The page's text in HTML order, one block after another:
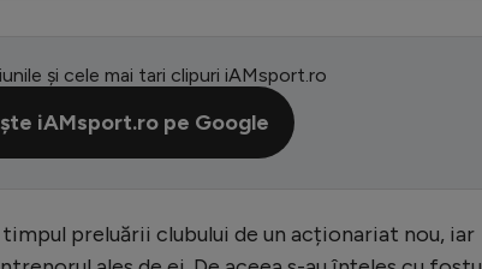
și cele mai tari clipuri iAMsport.ro
iAMsport.ro pe Google
preluării clubului de un acționariat nou, iar